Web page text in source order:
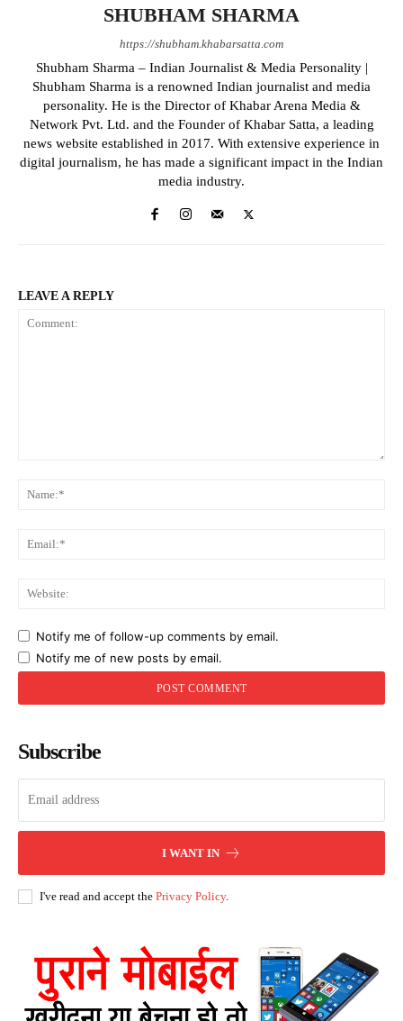
SHUBHAM SHARMA
https://shubham.khabarsatta.com
Shubham Sharma – Indian Journalist & Media Personality |
Shubham Sharma is a renowned Indian journalist and media
personality. He is the Director of Khabar Arena Media &
Network Pvt. Ltd. and the Founder of Khabar Satta, a leading
news website established in 2017. With extensive experience in
digital journalism, he has made a significant impact in the Indian
media industry.
LEAVE A REPLY
Notify me of follow-up comments by email.
Notify me of new posts by email.
Subscribe
I WANT IN
I've read and accept the Privacy Policy.